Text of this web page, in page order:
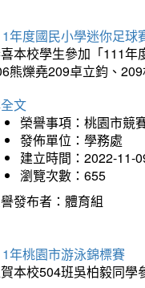
年度國民小學迷你足球
本校學生參加「111年
熊爍堯209卓立鈞、
文
榮譽事項：桃園市競
發佈單位：學務處
建立時間：2022-11-
瀏覽次數：655
發布者：體育組
年桃園市游泳錦標賽
本校504班吳柏毅同學